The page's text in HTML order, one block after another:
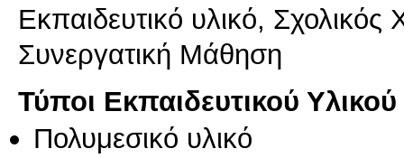
Εκπαιδευτικό υλικό,
Συνεργατική Μάθηση
Τύποι Εκπαιδευτικού Υλικού
Πολυμεσικό υλικό